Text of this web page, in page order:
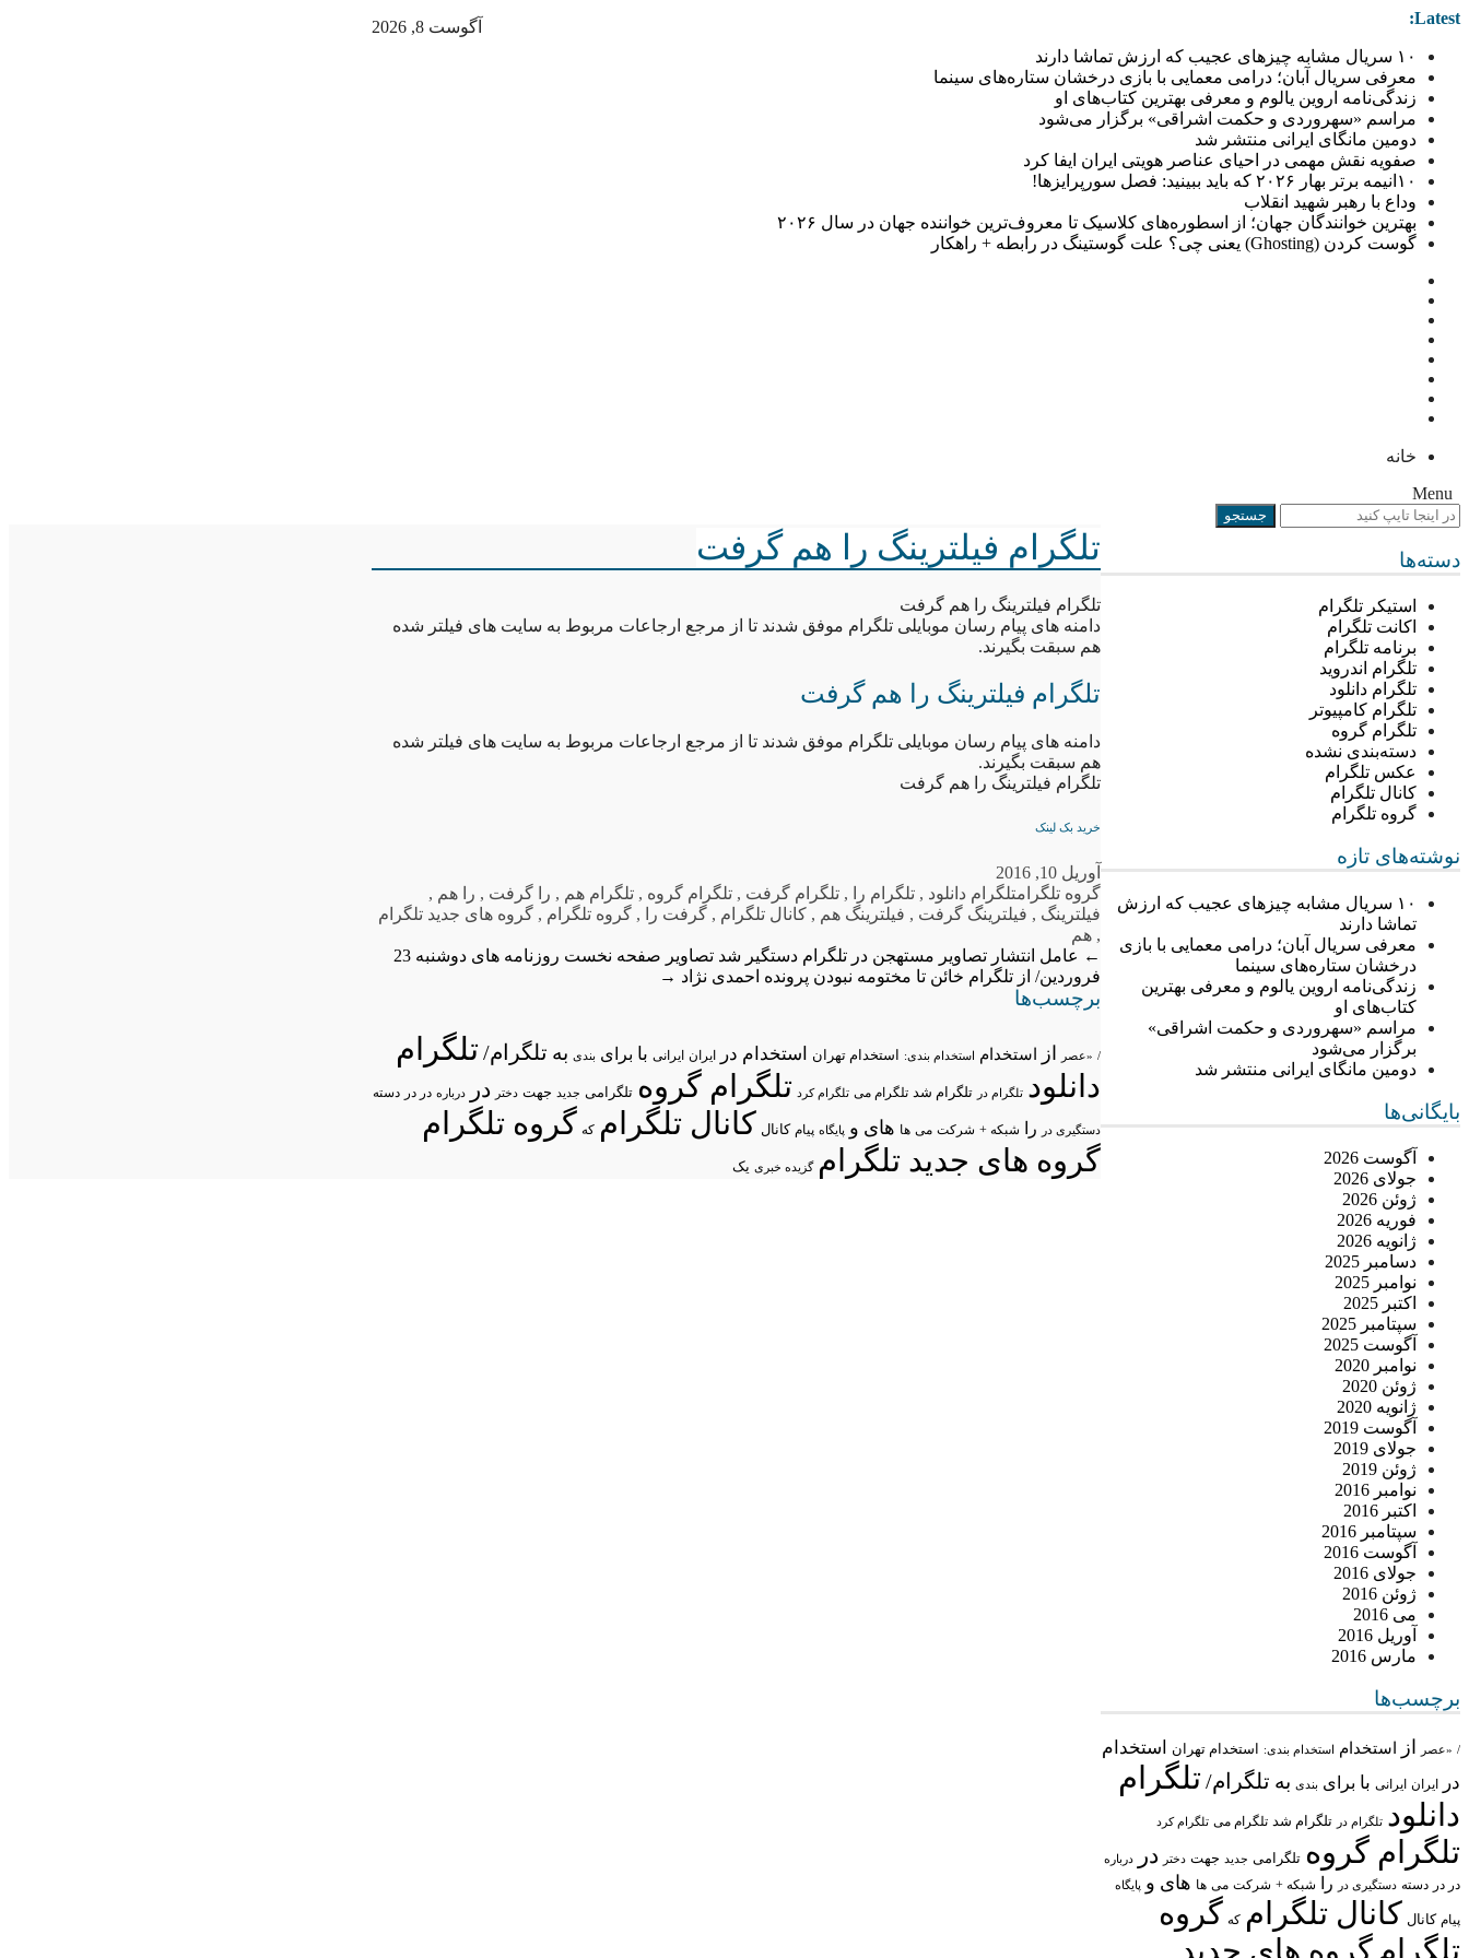
آگوست 8, 2026 Latest:
۱۰ سریال مشابه چیزهای عجیب که ارزش تماشا دارند
معرفی سریال آبان؛ درامی معمایی با بازی درخشان ستاره‌های سینما
زندگی‌نامه اروین یالوم و معرفی بهترین کتاب‌های او
مراسم «سهروردی و حکمت اشراقی» برگزار می‌شود
دومین مانگای ایرانی منتشر شد
صفویه نقش مهمی در احیای عناصر هویتی ایران ایفا کرد
۱۰انیمه برتر بهار ۲۰۲۶ که باید ببینید: فصل سورپرایزها!
وداع با رهبر شهید انقلاب
بهترین خوانندگان جهان؛ از اسطوره‌های کلاسیک تا معروف‌ترین خواننده جهان در سال ۲۰۲۶
گوست کردن (Ghosting) یعنی چی؟ علت گوستینگ در رابطه + راهکار
خانه
Menu
دسته‌ها
استیکر تلگرام
اکانت تلگرام
برنامه تلگرام
تلگرام اندروید
تلگرام دانلود
تلگرام کامپیوتر
تلگرام گروه
دسته‌بندی نشده
عکس تلگرام
کانال تلگرام
گروه تلگرام
نوشته‌های تازه
۱۰ سریال مشابه چیزهای عجیب که ارزش
تماشا دارند
معرفی سریال آبان؛ درامی معمایی با بازی
درخشان ستاره‌های سینما
زندگی‌نامه اروین یالوم و معرفی بهترین
کتاب‌های او
مراسم «سهروردی و حکمت اشراقی»
برگزار می‌شود
دومین مانگای ایرانی منتشر شد
بایگانی‌ها
آگوست 2026
جولای 2026
ژوئن 2026
فوریه 2026
ژانویه 2026
دسامبر 2025
نوامبر 2025
اکتبر 2025
سپتامبر 2025
آگوست 2025
نوامبر 2020
ژوئن 2020
ژانویه 2020
آگوست 2019
جولای 2019
ژوئن 2019
نوامبر 2016
اکتبر 2016
سپتامبر 2016
آگوست 2016
جولای 2016
ژوئن 2016
می 2016
آوریل 2016
مارس 2016
برچسب‌ها
/ «عصر از استخدام استخدام بندی: استخدام تهران
استخدام
در
ایران ایرانی با برای بندی به تلگرام/ تلگرام
دانلود تلگرام در تلگرام شد تلگرام می تلگرام کرد
تلگرام گروه تلگرامی جدید جهت دختر در درباره
در در دسته دستگیری در را شبکه + شرکت می ها های و پایگاه
پیام کانال کانال تلگرام که گروه
تلگرام گروه های جدید
تلگرام فیلترینگ را هم گرفت
تلگرام فیلترینگ را هم گرفت
دامنه های پیام رسان موبایلی تلگرام موفق شدند تا از مرجع ارجاعات مربوط به سایت های فیلتر شده
هم سبقت بگیرند.
تلگرام فیلترینگ را هم گرفت
دامنه های پیام رسان موبایلی تلگرام موفق شدند تا از مرجع ارجاعات مربوط به سایت های فیلتر شده
هم سبقت بگیرند.
تلگرام فیلترینگ را هم گرفت
خرید بک لینک
آوریل 10, 2016
گروه تلگرامتلگرام دانلود , تلگرام را , تلگرام گرفت , تلگرام گروه , تلگرام هم , را گرفت , را هم ,
فیلترینگ , فیلترینگ گرفت , فیلترینگ هم , کانال تلگرام , گرفت را , گروه تلگرام , گروه های جدید تلگرام
, هم
← عامل انتشار تصاویر مستهجن در تلگرام دستگیر شد
تصاویر صفحه نخست روزنامه های دوشنبه 23
فروردین/ از تلگرام خائن تا مختومه نبودن پرونده احمدی نژاد →
برچسب‌ها
/ «عصر از استخدام استخدام بندی: استخدام تهران استخدام در ایران ایرانی با برای بندی به تلگرام/ تلگرام
دانلود تلگرام در تلگرام شد تلگرام می تلگرام کرد تلگرام گروه تلگرامی جدید جهت دختر در درباره در در دسته
دستگیری در را شبکه + شرکت می ها های و پایگاه پیام کانال کانال تلگرام که گروه تلگرام
گروه های جدید تلگرام گزیده خبری یک